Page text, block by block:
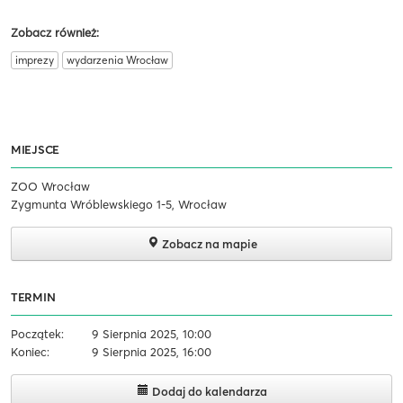
Zobacz również:
imprezy wydarzenia Wrocław
MIEJSCE
ZOO Wrocław
Zygmunta Wróblewskiego 1-5, Wrocław
Zobacz na mapie
TERMIN
Początek:
9 Sierpnia 2025, 10:00
Koniec:
9 Sierpnia 2025, 16:00
Dodaj do kalendarza